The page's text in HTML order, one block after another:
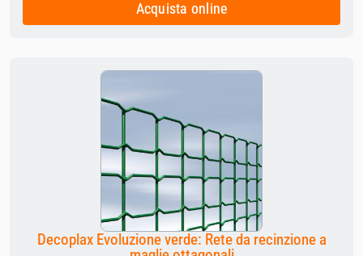
Acquista online
Decoplax Evoluzione verde: Rete da recinzione a